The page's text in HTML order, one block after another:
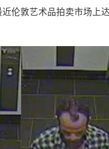
敦艺术品拍卖市场上达